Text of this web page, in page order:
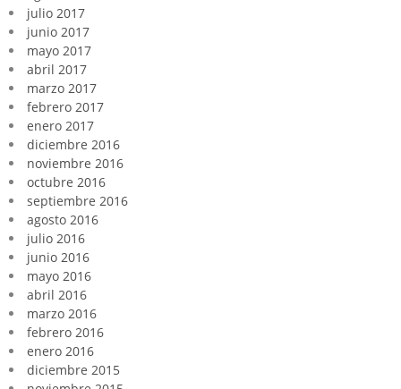
julio 2017
junio 2017
mayo 2017
abril 2017
marzo 2017
febrero 2017
enero 2017
diciembre 2016
noviembre 2016
octubre 2016
septiembre 2016
agosto 2016
julio 2016
junio 2016
mayo 2016
abril 2016
marzo 2016
febrero 2016
enero 2016
diciembre 2015